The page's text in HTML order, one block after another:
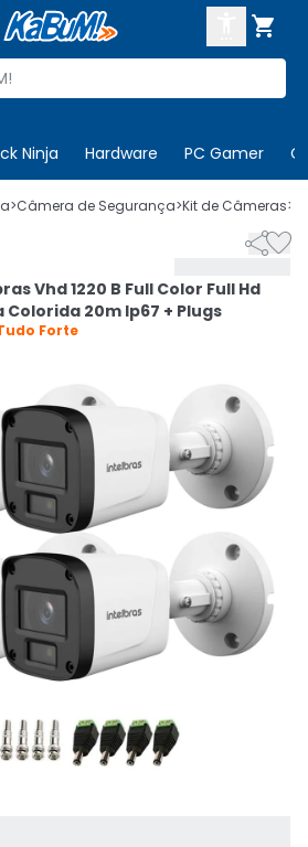

Ninja Hardware PC Gamer
conta
CADASTRE-SE
>Câmera de Segurança>Kit de Câmeras>

Vhd 1220 B Full Color Full Hd
20m Ip67 + Plugs
Forte